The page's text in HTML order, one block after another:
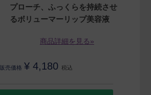
プローチ、ふっくらを持続させ
るボリューマーリップ美容液
商品詳細を見る»
販売価格 ¥ 4,180 税込